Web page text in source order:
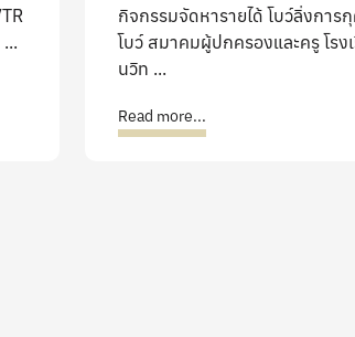
กิจกรรมจัดหารายได้ โบว์ลิ่งการ
โบว์ สมาคมผู้ปกครองและครู โรง
นวิท ...
Read more...